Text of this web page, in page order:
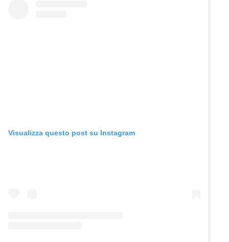
Visualizza questo post su Instagram